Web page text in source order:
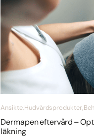
Ansikte, Hudvårdsprodukter,
Dermapen eftervård –
läkning